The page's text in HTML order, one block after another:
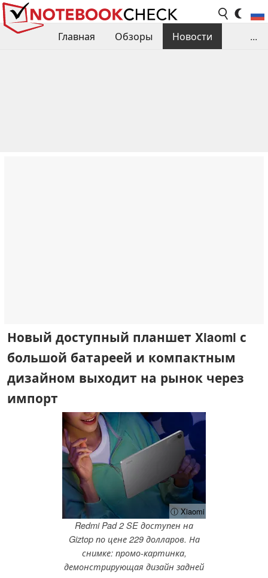
Главная Обзоры
Новости
...
Новый доступный планшет Xiaomi с
большой батареей и компактным
дизайном выходит на рынок через
импорт
ⓘ Xiaomi
Redmi Pad 2 SE доступен на
Giztop по цене 229 долларов. На
снимке: промо-картинка,
демонстрирующая дизайн задней